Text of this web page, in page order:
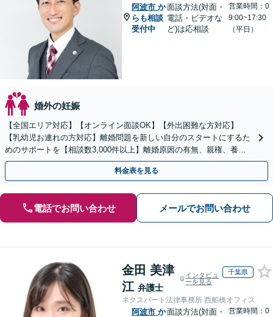
阿波市 か
らも相談
受付中
面談方法(対面・
電話・ビデオな
ど)は応相談
営業時間：0
9:00~17:30
（平日）
婚外の妊娠
【全国エリア対応】【オンライン面談OK】【外出困難な方対応】
【乳幼児お連れの方対応】離婚問題を新しい自分のスタートにするた
めのサポートを【相談数3,000件以上】離婚原因の有無、親権、養育
費、財産分与、慰謝料請求【夜間・休日相談可】
料金表を見る
電話でお問い合わせ メールでお問い合わせ
金田 美津
江 弁護士
インタビュ
ーを見る
千葉県
ネクスパート法律事務所 西船橋オフィス
阿波市 か面談方法(対面・
営業時間：0